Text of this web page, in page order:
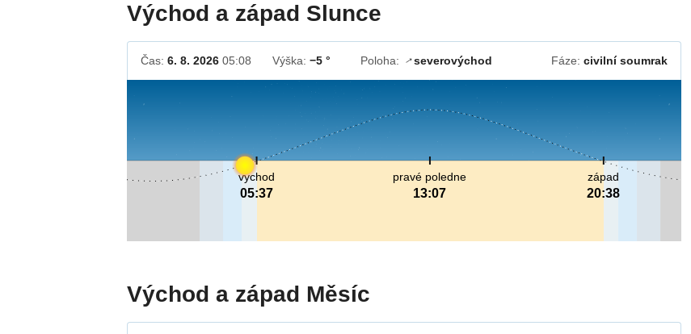
Východ a západ Slunce
Čas:6. 8. 2026 05:08 Výška:−5 ° Poloha: ↓severovýchod Fáze: civilní soumrak
pravé poledne
13:07
východ
05:37
západ
20:38
Východ a západ Měsíc